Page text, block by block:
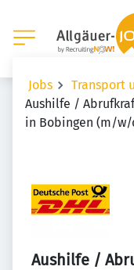
Jobs
Transport
Aushilfe /
in Bobingen (m/
Aushilfe /